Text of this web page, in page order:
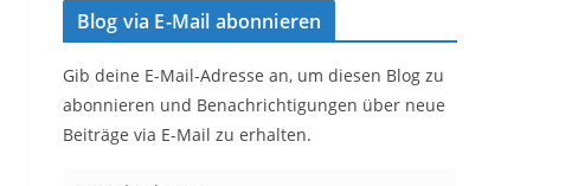
Blog via E-Mail abonnieren
Gib deine E-Mail-Adresse an, um diesen Blog zu
abonnieren und Benachrichtigungen über neue
Beiträge via E-Mail zu erhalten.